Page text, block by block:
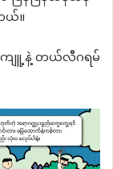
ယ်။
ယူကျူ့နဲ့ တယ်လီဂရမ်